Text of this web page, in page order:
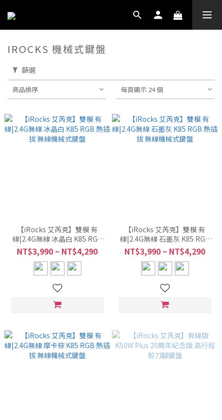
IROCKS 機械式鍵盤
篩選
商品排序 每頁顯示 24 個
【iRocks 艾芮克】雙模 有
線|2.4G無線 冰晶白 K85 RGB
熱插拔 無線機械式鍵盤
NT$3,990 ~ NT$4,290
【iRocks 艾芮克】雙模 有
線|2.4G無線 石墨灰 K85 RGB
熱插拔 無線機械式鍵盤
NT$3,990 ~ NT$4,290